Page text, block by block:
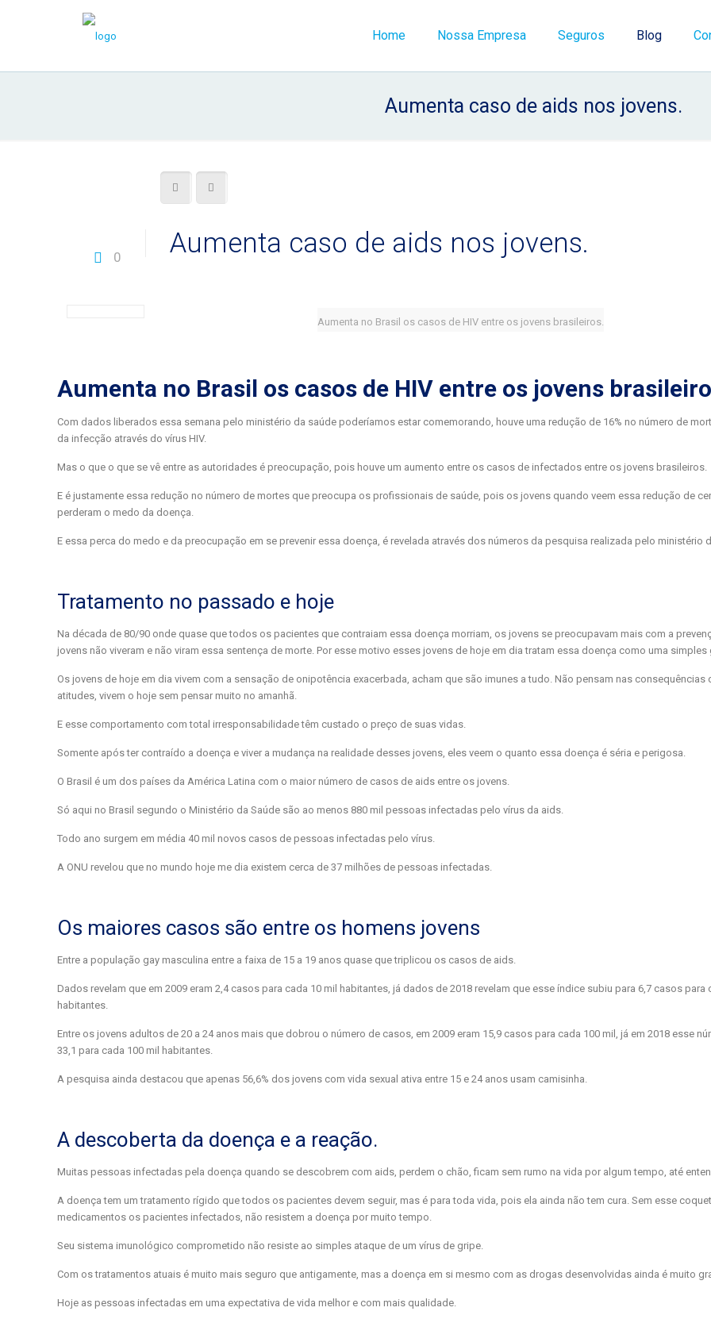
Home Nossa Empresa Seguros Blog
Aumenta caso de aids nos jovens.
0 Aumenta caso de aids nos jovens.
Aumenta no Brasil os casos de HIV entre os jovens brasileiros.
Aumenta no Brasil os casos de HIV entre os jovens
Com dados liberados essa semana pelo ministério da saúde poderíamos estar comemorando, houve uma redução de 16% no número de
da infecção através do vírus HIV.
Mas o que o que se vê entre as autoridades é preocupação, pois houve um aumento entre os casos de infectados entre os jovens brasileiros.
E é justamente essa redução no número de mortes que preocupa os profissionais de saúde, pois os jovens quando veem essa redução de
perderam o medo da doença.
E essa perca do medo e da preocupação em se prevenir essa doença, é revelada através dos números da pesquisa realizada pelo ministério
Tratamento no passado e hoje
Na década de 80/90 onde quase que todos os pacientes que contraiam essa doença morriam, os jovens se preocupavam mais com a
jovens não viveram e não viram essa sentença de morte. Por esse motivo esses jovens de hoje em dia tratam essa doença como uma simples
Os jovens de hoje em dia vivem com a sensação de onipotência exacerbada, acham que são imunes a tudo. Não pensam nas consequências
atitudes, vivem o hoje sem pensar muito no amanhã.
E esse comportamento com total irresponsabilidade têm custado o preço de suas vidas.
Somente após ter contraído a doença e viver a mudança na realidade desses jovens, eles veem o quanto essa doença é séria e perigosa.
O Brasil é um dos países da América Latina com o maior número de casos de aids entre os jovens.
Só aqui no Brasil segundo o Ministério da Saúde são ao menos 880 mil pessoas infectadas pelo vírus da aids.
Todo ano surgem em média 40 mil novos casos de pessoas infectadas pelo vírus.
A ONU revelou que no mundo hoje me dia existem cerca de 37 milhões de pessoas infectadas.
Os maiores casos são entre os homens jovens
Entre a população gay masculina entre a faixa de 15 a 19 anos quase que triplicou os casos de aids.
Dados revelam que em 2009 eram 2,4 casos para cada 10 mil habitantes, já dados de 2018 revelam que esse índice subiu para 6,7 casos para
habitantes.
Entre os jovens adultos de 20 a 24 anos mais que dobrou o número de casos, em 2009 eram 15,9 casos para cada 100 mil, já em 2018 esse
33,1 para cada 100 mil habitantes.
A pesquisa ainda destacou que apenas 56,6% dos jovens com vida sexual ativa entre 15 e 24 anos usam camisinha.
A descoberta da doença e a reação.
Muitas pessoas infectadas pela doença quando se descobrem com aids, perdem o chão, ficam sem rumo na vida por algum tempo, até
A doença tem um tratamento rígido que todos os pacientes devem seguir, mas é para toda vida, pois ela ainda não tem cura. Sem esse
medicamentos os pacientes infectados, não resistem a doença por muito tempo.
Seu sistema imunológico comprometido não resiste ao simples ataque de um vírus de gripe.
Com os tratamentos atuais é muito mais seguro que antigamente, mas a doença em si mesmo com as drogas desenvolvidas ainda é muito
Hoje as pessoas infectadas em uma expectativa de vida melhor e com mais qualidade.